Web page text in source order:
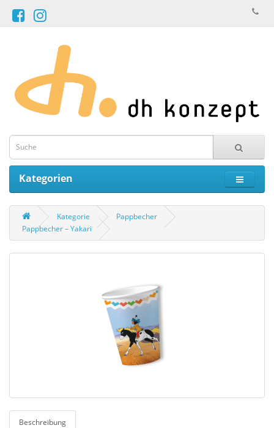
Kategorien
Kategorie
Pappbecher
Pappbecher – Yakari
Beschreibung